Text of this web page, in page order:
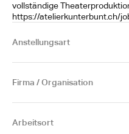
vollständige
https://atelierkunterbunt.ch/
Anstellungsart
Firma / Organisation
Arbeitsort